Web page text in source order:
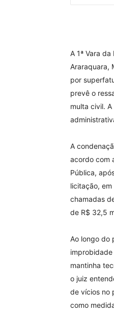
A 1ª Vara
Araraquara,
por
prevê o
multa civil.
A
acordo com
Pública,
licitação,
chamadas
de R$ 32,5
Ao longo do
mantinha
o juiz
de vícios no
como